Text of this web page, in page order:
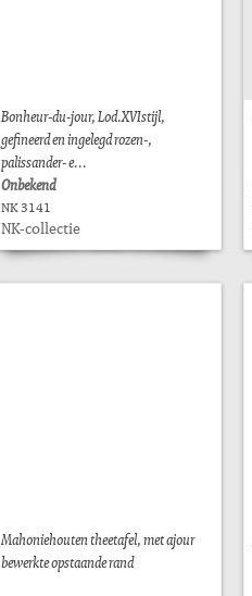
Bonheur-du-jour, Lod.XVIstijl,
gefineerd en ingelegd rozen-,
palissander- e...
Onbekend
NK 3141
NK-collectie
Mahoniehouten theetafel, met ajour
bewerkte opstaande rand